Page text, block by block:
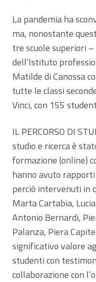
La pandemia ha
ma, nonostante
tre scuole superiori –
dell’Istituto
Matilde di Canossa
tutte le classi
Vinci, con 155
IL PERCORSO DI
studio e ricerca è
formazione (online)
hanno avuto
perciò intervenuti in
Marta Cartabia,
Antonio Bernardi,
Palanza, Piera
significativo valore
studenti con
collaborazione con